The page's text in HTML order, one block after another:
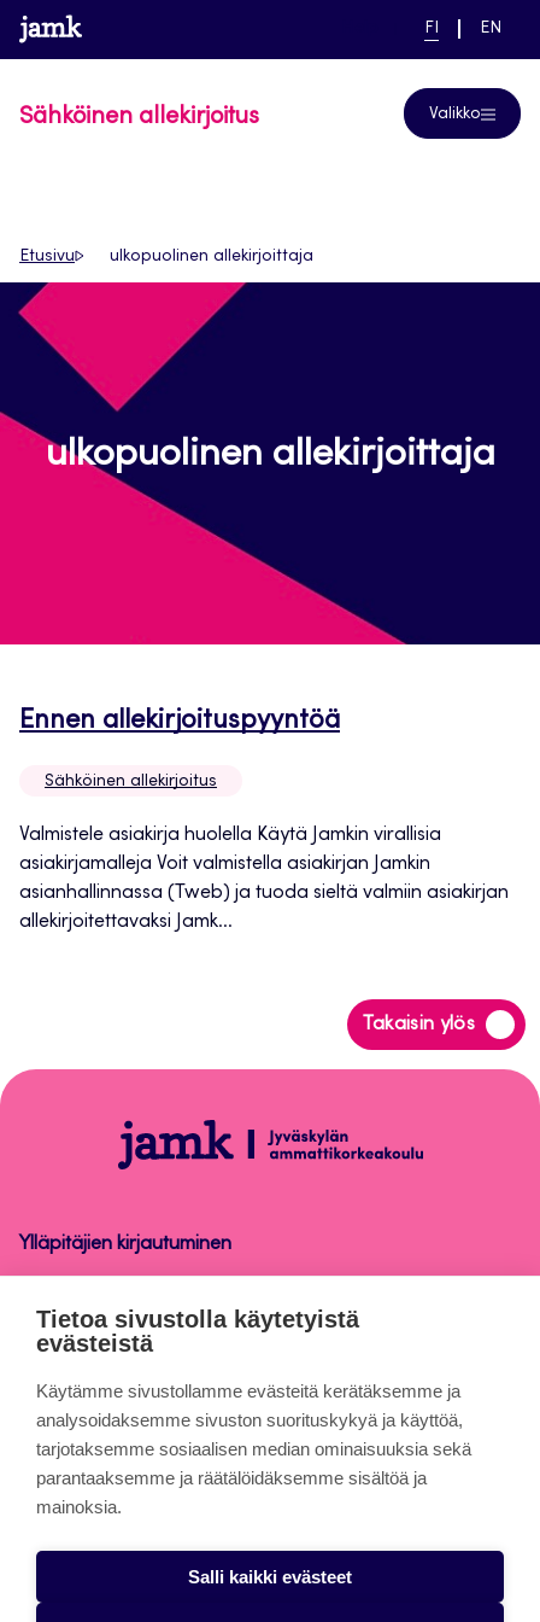
Siirry
suoraan
www.jamk.fi linkki pääsivustolle
NYKYINEN
FI
VAIHDA
EN
Sähköinen allekirjoitus Valikko
Etusivu ulkopuolinen allekirjoittaja
ulkopuolinen allekirjoittaja
Ennen allekirjoituspyyntöäAvautuu
Sähköinen allekirjoitus
Valmistele asiakirja huolella Käytä Jamkin virallisia
asiakirjamalleja Voit valmistella asiakirjan Jamkin
asianhallinnassa (Tweb) ja tuoda sieltä valmiin asiakirjan
allekirjoitettavaksi Jamk...
Takaisin ylös
Siirry
takaisin
Sähköinen
allekirjoitus
Ylläpitäjien kirjautuminen
Sähköinen allekirjoitus
Tietoa sivuista
Evästeet
Saavutettavuusseloste
Tietosuojaseloste
Alasottoilmoitus
Tietoa sivustolla käytetyistä
evästeistä
Käytämme sivustollamme evästeitä kerätäksemme ja
analysoidaksemme sivuston suorituskykyä ja käyttöä,
tarjotaksemme sosiaalisen median ominaisuuksia sekä
parantaaksemme ja räätälöidäksemme sisältöä ja
mainoksia.
Salli kaikki evästeet